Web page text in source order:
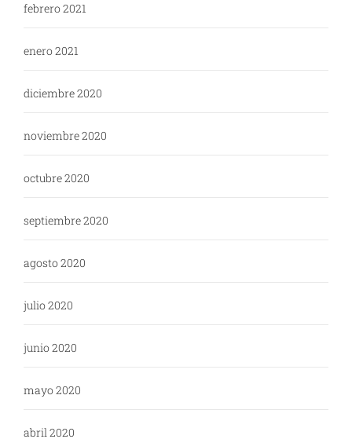
febrero 2021
enero 2021
diciembre 2020
noviembre 2020
octubre 2020
septiembre 2020
agosto 2020
julio 2020
junio 2020
mayo 2020
abril 2020